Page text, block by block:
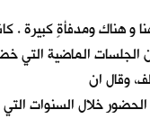
ومدفأةٍ كبيرة .
الماضية التي
وقال ان
خلال السنوات